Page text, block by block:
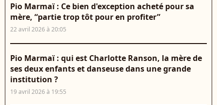
Pio Marmaï : Ce bien d'exception acheté pour sa
mère, “partie trop tôt pour en profiter”
22 avril 2026 à 20:05
Pio Marmaï : qui est Charlotte Ranson, la mère de
ses deux enfants et danseuse dans une grande
institution ?
19 avril 2026 à 19:55